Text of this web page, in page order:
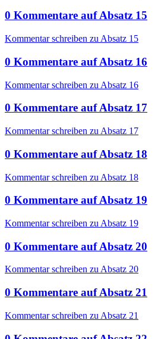
0 Kommentare aufAbsatz 15
Kommentar schreiben zu Absatz 15
0 Kommentare aufAbsatz 16
Kommentar schreiben zu Absatz 16
0 Kommentare aufAbsatz 17
Kommentar schreiben zu Absatz 17
0 Kommentare aufAbsatz 18
Kommentar schreiben zu Absatz 18
0 Kommentare aufAbsatz 19
Kommentar schreiben zu Absatz 19
0 Kommentare aufAbsatz 20
Kommentar schreiben zu Absatz 20
0 Kommentare aufAbsatz 21
Kommentar schreiben zu Absatz 21